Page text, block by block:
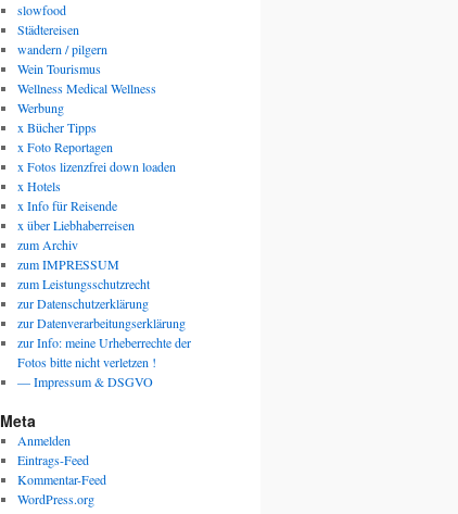
slowfood
Städtereisen
wandern / pilgern
Wein Tourismus
Wellness Medical Wellness
Werbung
x Bücher Tipps
x Foto Reportagen
x Fotos lizenzfrei down loaden
x Hotels
x Info für Reisende
x über Liebhaberreisen
zum Archiv
zum IMPRESSUM
zum Leistungsschutzrecht
zur Datenschutzerklärung
zur Datenverarbeitungserklärung
zur Info: meine Urheberrechte der
Fotos bitte nicht verletzen !
— Impressum & DSGVO
Meta
Anmelden
Eintrags-Feed
Kommentar-Feed
WordPress.org